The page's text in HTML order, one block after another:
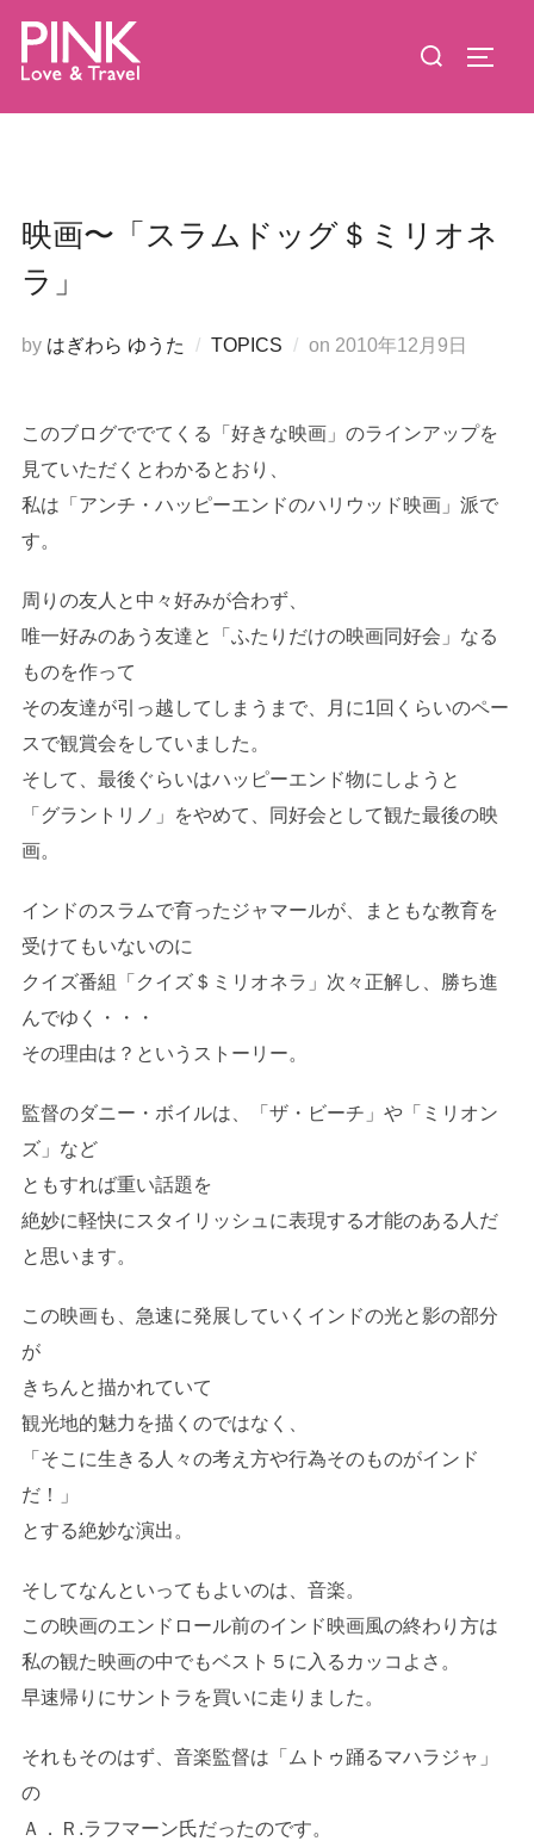
ン
検
対
映画〜「スラムドッグ＄ミリオネ
ラ」
by はぎわら ゆうた TOPICS on 投
2010年12月9日
このブログででてくる「好きな映画」のラインアップを
見ていただくとわかるとおり、
私は「アンチ・ハッピーエンドのハリウッド映画」派で
す。
周りの友人と中々好みが合わず、
唯一好みのあう友達と「ふたりだけの映画同好会」なる
ものを作って
その友達が引っ越してしまうまで、月に1回くらいのペー
スで観賞会をしていました。
そして、最後ぐらいはハッピーエンド物にしようと
「グラントリノ」をやめて、同好会として観た最後の映
画。
インドのスラムで育ったジャマールが、まともな教育を
受けてもいないのに
クイズ番組「クイズ＄ミリオネラ」次々正解し、勝ち進
んでゆく・・・
その理由は？というストーリー。
監督のダニー・ボイルは、「ザ・ビーチ」や「ミリオン
ズ」など
ともすれば重い話題を
絶妙に軽快にスタイリッシュに表現する才能のある人だ
と思います。
この映画も、急速に発展していくインドの光と影の部分
が
きちんと描かれていて
観光地的魅力を描くのではなく、
「そこに生きる人々の考え方や行為そのものがインド
だ！」
とする絶妙な演出。
そしてなんといってもよいのは、音楽。
この映画のエンドロール前のインド映画風の終わり方は
私の観た映画の中でもベスト５に入るカッコよさ。
早速帰りにサントラを買いに走りました。
それもそのはず、音楽監督は「ムトゥ踊るマハラジャ」
の
Ａ．Ｒ.ラフマーン氏だったのです。